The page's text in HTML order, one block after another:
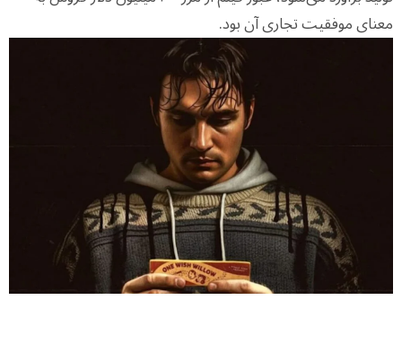
معنای موفقیت تجاری آن بود.